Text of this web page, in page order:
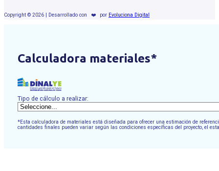
Copyright © 2026 | Desarrollado con ❤️ por Evoluciona Digital
Calculadora materiales*
Tipo de cálculo a realizar:
*Esta calculadora de materiales está diseñada para ofrecer una estimación de
cantidades finales pueden variar según las condiciones específicas del proyecto, el